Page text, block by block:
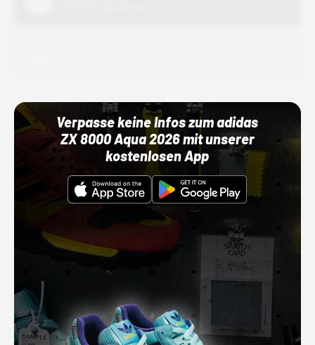
Verpasse keine Infos zum adidas
ZX 8000 Aqua 2026 mit unserer
kostenlosen App